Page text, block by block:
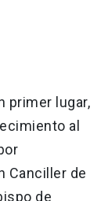
primer lugar,
al
Canciller de
de